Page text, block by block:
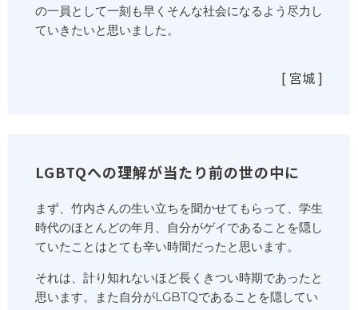
の一員として一刻も早くそんな社会になるよう尽力し
ていきたいと思いました。
[ 宮城 ]
LGBTQへの理解が当たり前の世の中に
まず、竹内さんの生い立ちを聞かせてもらって、学生
時代のほとんどの年月、自分がゲイであることを隠し
ていたことはとても辛い時間だったと思います。
それは、計り知れないほど長くきつい時期であったと
思います。また自分がLGBTQであることを隠してい